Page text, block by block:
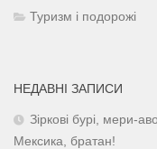
Туризм і подорожі
НЕДАВНІ ЗАПИСИ
Зіркові бурі, мери-
Мексика, братан!